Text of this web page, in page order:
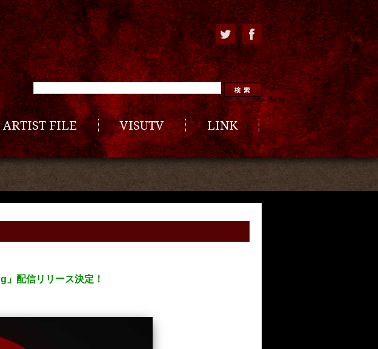
ARTIST FILE VISUTV LINK
」配信リリース決定！